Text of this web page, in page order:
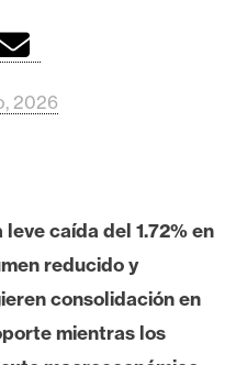
2026
caída del 1.72% en
reducido y
consolidación en
mientras los